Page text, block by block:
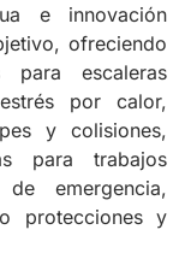
e innovación
ofreciendo
para escaleras
por calor,
y colisiones,
para trabajos
emergencia,
protecciones y